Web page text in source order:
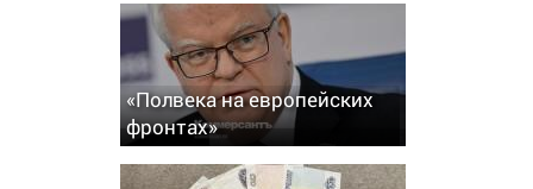
«Полвека на европейских
фронтах»